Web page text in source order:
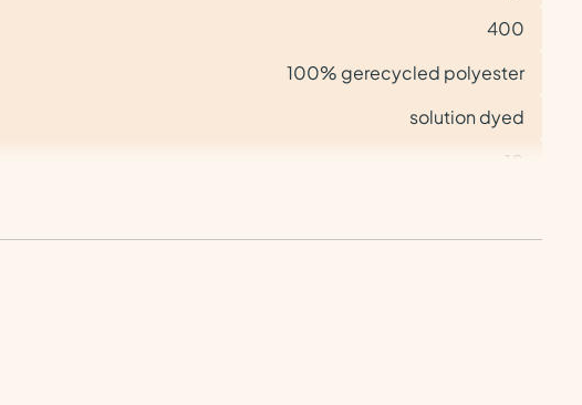
400
100% gerecycled polyester
solution dyed
10